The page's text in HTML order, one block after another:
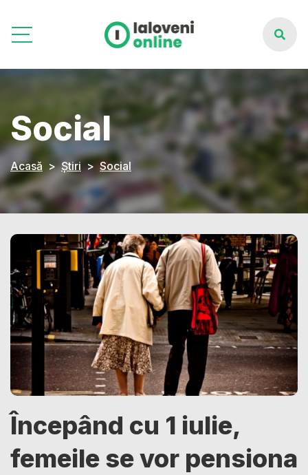
Social
Acasă Știri Social
Începând cu 1 iulie,
femeile se vor pensiona